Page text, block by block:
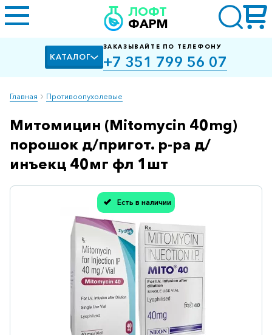
ЛОФТ
ФАРМ
КАТАЛОГ
ЗАКАЗЫВАЙТЕ ПО ТЕЛЕФОНУ
+7 351 799 56 07
Главная Противоопухолевые
Алкоголизм,
Альцгеймера
болезнь
Антибактериальные
Биологически
Ветеринарные
Витаминные
Гематологические
Митомицин (Mitomycin 40mg)
порошок д/пригот. р-ра д/
инъекц 40мг фл 1шт
Есть в наличии
Спасибо, мы учли Вашу оценку!